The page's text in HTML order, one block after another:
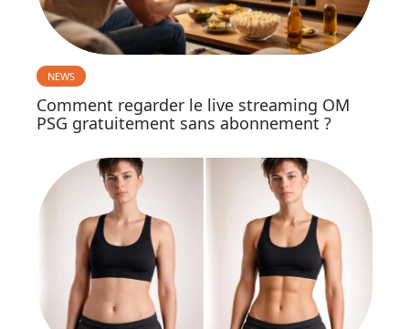
NEWS
Comment regarder le live streaming OM
PSG gratuitement sans abonnement ?